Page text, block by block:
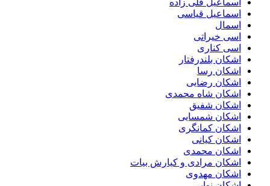
اسماعیل قلی زاده
اسماعیل قیاسی
اسمال
اسی خیراتی
اسی کناری
اشکان بلندرفتار
اشکان رسا
اشکان رضایی
اشکان شاه محمدی
اشکان شفیق
اشکان شمسایی
اشکان‌ کمانگری
اشکان کیانی
اشکان محمدی
اشکان مرادی و کیارش بیات
اشکان مهدوی